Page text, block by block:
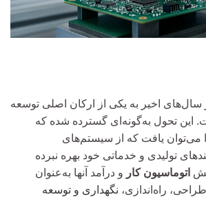
سال‌های اخیر به یکی از ارکان اصلی توسعه
این تحول به‌گونه‌ای گسترده شده که
می‌توان یافت که از سیستم‌های
تولیدی و خدماتی خود بهره نبرده
اتوماسیون کار و درآمد آنها به‌عنوان
راه‌اندازی، نگهداری و توسعه